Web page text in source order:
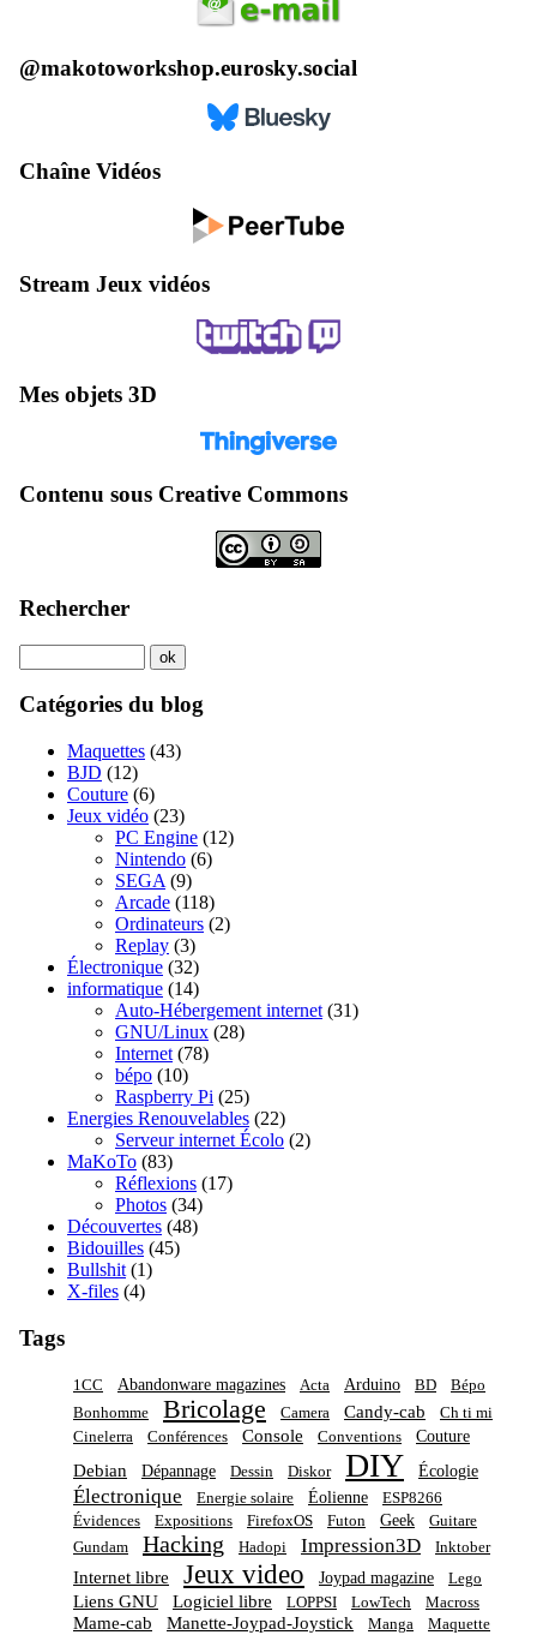
@makotoworkshop.eurosky.social
Chaîne Vidéos
Stream Jeux vidéos
Mes objets 3D
Contenu sous Creative Commons
Rechercher
Catégories du blog
Maquettes (43)
BJD (12)
Couture (6)
Jeux vidéo (23)
PC Engine (12)
Nintendo (6)
SEGA (9)
Arcade (118)
Ordinateurs (2)
Replay (3)
Électronique (32)
informatique (14)
Auto-Hébergement internet (31)
GNU/Linux (28)
Internet (78)
bépo (10)
Raspberry Pi (25)
Energies Renouvelables (22)
Serveur internet Écolo (2)
MaKoTo (83)
Réflexions (17)
Photos (34)
Découvertes (48)
Bidouilles (45)
Bullshit (1)
X-files (4)
Tags
1CC Abandonware magazines Acta Arduino BD
Bépo
Bonhomme
Bricolage Camera Candy-cab
Ch ti mi
Cinelerra
Conférences Console Conventions Couture
Debian Dépannage Dessin Diskor DIY Écologie
Électronique Energie solaire Éolienne
ESP8266
Évidences
Expositions FirefoxOS Futon Geek
Guitare
Gundam
Hacking Hadopi Impression3D Inktober
Internet libre Jeux video Joypad magazine Lego
Liens GNU Logiciel libre LOPPSI LowTech Macross
Mame-cab Manette-Joypad-Joystick Manga Maquette